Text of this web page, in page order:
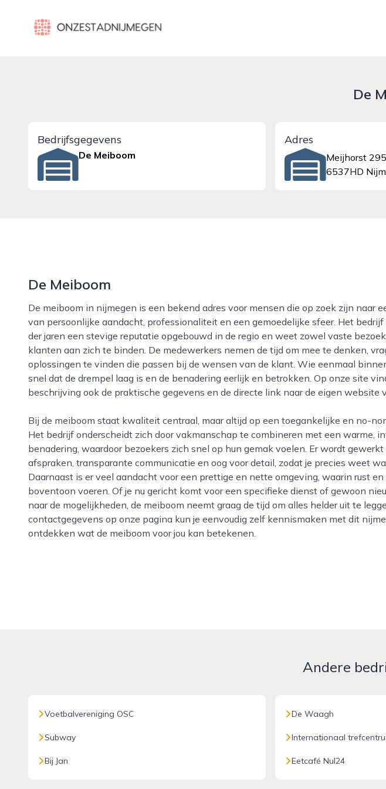
onzestadnijmegen.nl
De
Bedrijfsgegevens
De Meiboom
Adres
Meijhorst
6537HD
De Meiboom
De meiboom in nijmegen is een bekend adres voor mensen die op zoek zijn naar een combinatie
van persoonlijke aandacht, professionaliteit en een gemoedelijke sfeer. Het
der jaren een stevige reputatie opgebouwd in de regio en weet zowel vaste
klanten aan zich te binden. De medewerkers nemen de tijd om mee te denken,
oplossingen te vinden die passen bij de wensen van de klant. Wie eenmaal
snel dat de drempel laag is en de benadering eerlijk en betrokken. Op onze site
beschrijving ook de praktische gegevens en de directe link naar de eigen website
Bij de meiboom staat kwaliteit centraal, maar altijd op een toegankelijke en no-nonsense manier.
Het bedrijf onderscheidt zich door vakmanschap te combineren met een warme,
benadering, waardoor bezoekers zich snel op hun gemak voelen. Er wordt
afspraken, transparante communicatie en oog voor detail, zodat je precies weet
Daarnaast is er veel aandacht voor een prettige en nette omgeving, waarin rust
boventoon voeren. Of je nu gericht komt voor een specifieke dienst of gewoon
naar de mogelijkheden, de meiboom neemt graag de tijd om alles helder uit te
contactgegevens op onze pagina kun je eenvoudig zelf kennismaken met dit
ontdekken wat de meiboom voor jou kan betekenen.
Andere
Voetbalvereniging OSC
Subway
Bij Jan
De Waagh
Internationaal
Eetcafé Nul24